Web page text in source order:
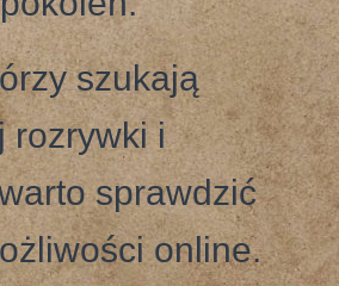
szukają
rozrywki i
sprawdzić
online.